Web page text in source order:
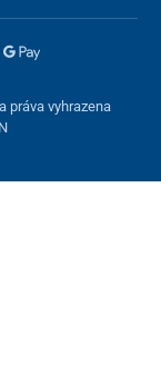
práva vyhrazena